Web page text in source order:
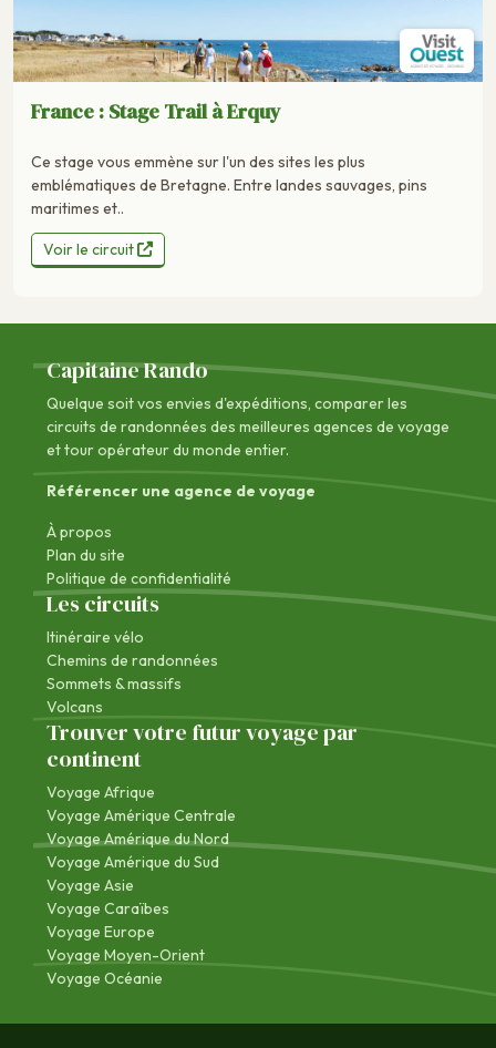
France : Stage Trail à Erquy
Ce stage vous emmène sur l'un des sites les plus
emblématiques de Bretagne. Entre landes sauvages, pins
maritimes et..
Voir le circuit
Capitaine Rando
Quelque soit vos envies d'expéditions, comparer les
circuits de randonnées des meilleures agences de voyage
et tour opérateur du monde entier.
Référencer une agence de voyage
À propos
Plan du site
Politique de confidentialité
Les circuits
Itinéraire vélo
Chemins de randonnées
Sommets & massifs
Volcans
Trouver votre futur voyage par
continent
Voyage Afrique
Voyage Amérique Centrale
Voyage Amérique du Nord
Voyage Amérique du Sud
Voyage Asie
Voyage Caraïbes
Voyage Europe
Voyage Moyen-Orient
Voyage Océanie